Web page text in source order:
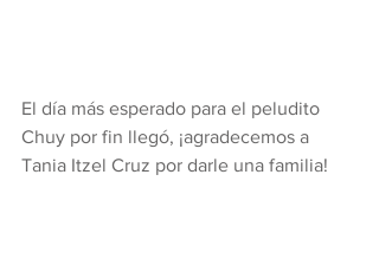
El día más esperado para el peludito
Chuy por fin llegó, ¡agradecemos a
Tania Itzel Cruz por darle una familia!